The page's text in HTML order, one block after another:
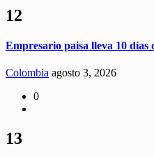
12
Empresario paisa lleva 10
Colombia agosto 3, 2026
0
13